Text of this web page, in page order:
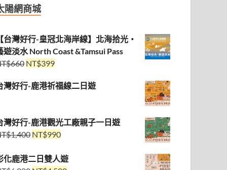
陽網商城
台灣好行-皇冠北海岸線】北海拾光・
遊淡水 North Coast &Tamsui Pass
660 NT$399
灣好行-鹿港祈福線二日遊
灣好行-鹿港觀光工廠親子一日遊
1,400 NT$990
化鹿港二日雙人遊